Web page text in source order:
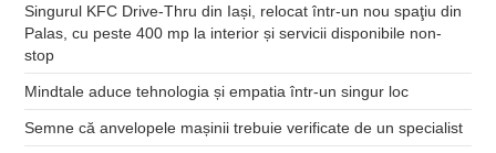
Singurul KFC Drive-Thru din Iași, relocat într-un nou spaţiu din
Palas, cu peste 400 mp la interior și servicii disponibile non-
stop
Mindtale aduce tehnologia și empatia într-un singur loc
Semne că anvelopele mașinii trebuie verificate de un specialist